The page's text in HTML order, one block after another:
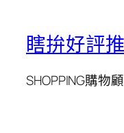
瞎拚好評
SHOPPING購物